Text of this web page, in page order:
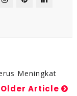
Meningkat
Older Article